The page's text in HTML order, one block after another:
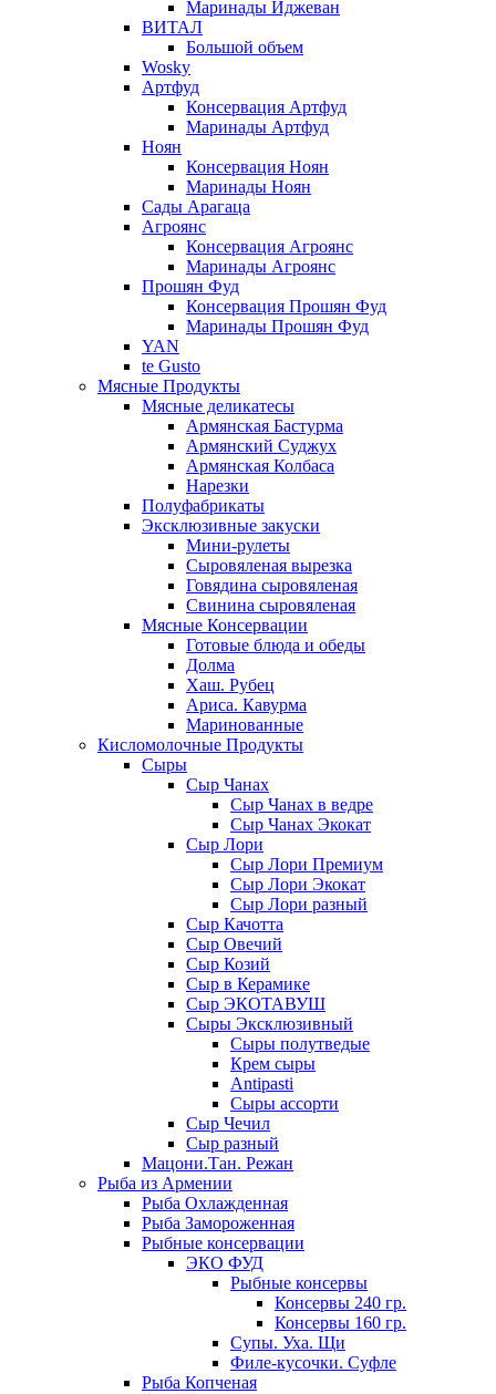
Маринады Иджеван
ВИТАЛ
Большой объем
Wosky
Артфуд
Консервация Артфуд
Маринады Артфуд
Ноян
Консервация Ноян
Маринады Ноян
Сады Арагаца
Агроянс
Консервация Агроянс
Маринады Агроянс
Прошян Фуд
Консервация Прошян Фуд
Маринады Прошян Фуд
YAN
te Gusto
Мясные Продукты
Мясные деликатесы
Армянская Бастурма
Армянский Суджух
Армянская Колбаса
Нарезки
Полуфабрикаты
Эксклюзивные закуски
Мини-рулеты
Сыровяленая вырезка
Говядина сыровяленая
Свинина сыровяленая
Мясные Консервации
Готовые блюда и обеды
Долма
Хаш. Рубец
Ариса. Кавурма
Маринованные
Кисломолочные Продукты
Сыры
Сыр Чанах
Сыр Чанах в ведре
Сыр Чанах Экокат
Сыр Лори
Сыр Лори Премиум
Сыр Лори Экокат
Сыр Лори разный
Сыр Качотта
Сыр Овечий
Сыр Козий
Сыр в Керамике
Сыр ЭКОТАВУШ
Сыры Эксклюзивный
Сыры полутведые
Крем сыры
Antipasti
Сыры ассорти
Сыр Чечил
Сыр разный
Мацони.Тан. Режан
Рыба из Армении
Рыба Охлажденная
Рыба Замороженная
Рыбные консервации
ЭКО ФУД
Рыбные консервы
Консервы 240 гр.
Консервы 160 гр.
Супы. Уха. Щи
Филе-кусочки. Суфле
Рыба Копченая